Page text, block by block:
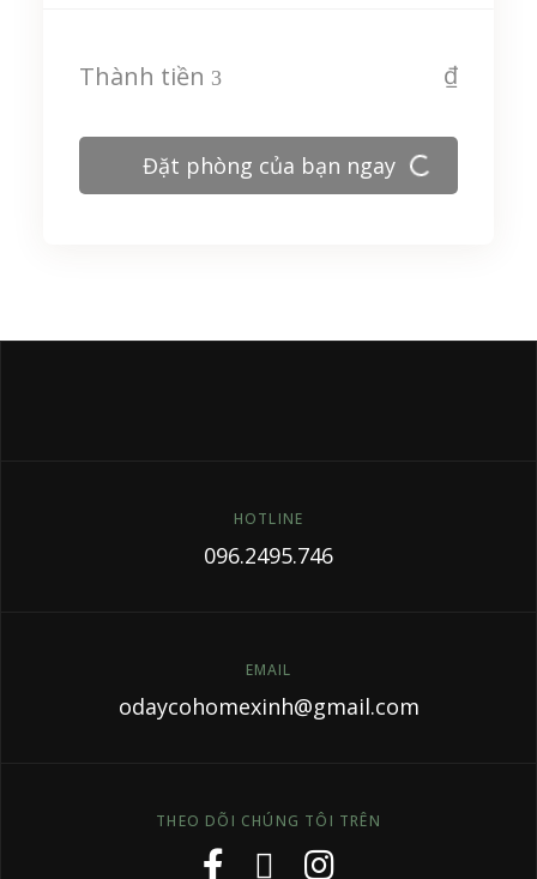
Thành tiền ₫
Đặt phòng của bạn ngay
HOTLINE
096.2495.746
EMAIL
odaycohomexinh@gmail.com
THEO DÕI CHÚNG TÔI TRÊN